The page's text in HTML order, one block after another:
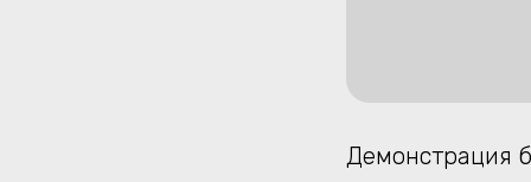
Демонстрация